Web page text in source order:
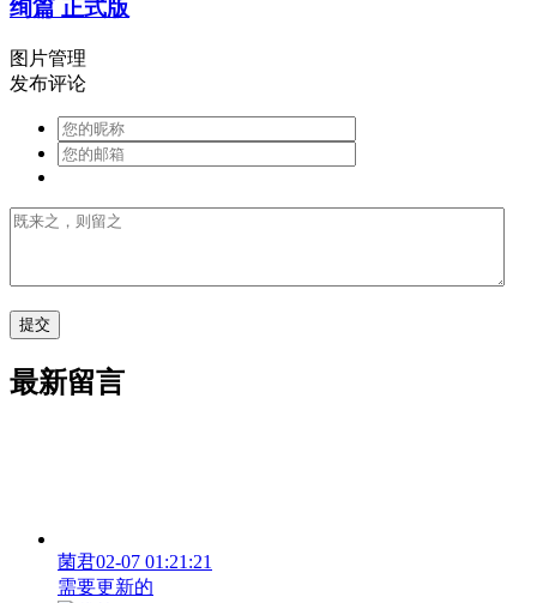
绚篇 正式版
图片管理
发布评论
最新留言
菌君02-07 01:21:21
需要更新的